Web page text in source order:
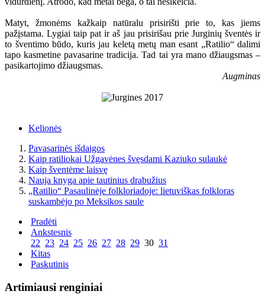
Matyt, žmonėms kažkaip natūralu prisirišti prie to, kas jiems
pažįstama. Lygiai taip pat ir aš jau prisirišau prie Jurginių šventės ir
to šventimo būdo, kuris jau keletą metų man esant „Ratilio“ dalimi
tapo kasmetine pavasarine tradicija. Tad tai yra mano džiaugsmas –
pasikartojimo džiaugsmas.
Augminas
Kelionės
Pavasarinės išdaigos
Kaip ratiliokai Užgavėnes švęsdami Kaziuko sulaukė
Kaip šventėme laisvę
Nauja knyga apie tautinius drabužius
„Ratilio“ Pasaulinėje folkloriadoje: lietuviškas folkloras
suskambėjo po Meksikos saule
Pradėti
Ankstesnis
22 23 24 25 26 27 28 29 30 31
Kitas
Paskutinis
Artimiausi renginiai